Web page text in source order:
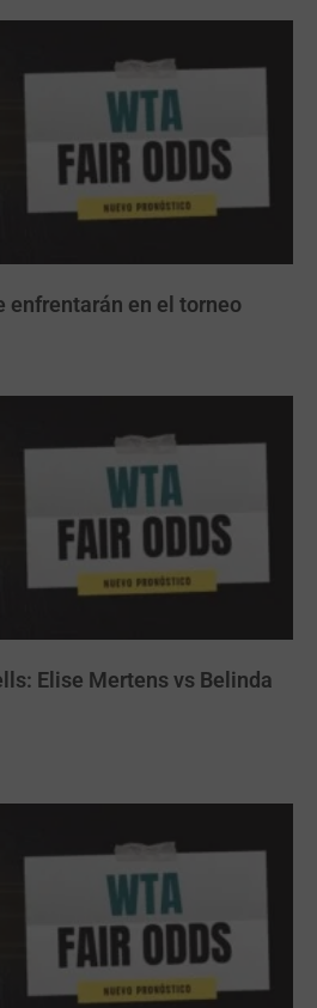
enfrentarán en el torneo
Elise Mertens vs Belinda